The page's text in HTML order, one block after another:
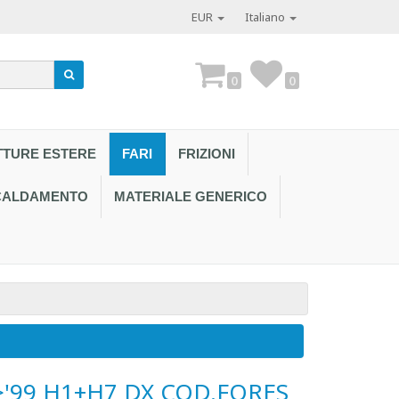
EUR Italiano
0 0
ESTERE FARI FRIZIONI
MATERIALE GENERICO
H1+H7 DX COD.FORES